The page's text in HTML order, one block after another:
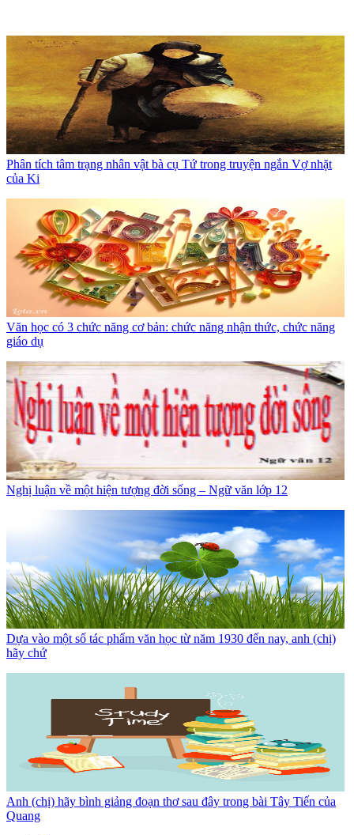
Phân tích tâm trạng nhân vật bà cụ Tứ trong truyện ngắn Vợ nhặt
của Ki
Văn học có 3 chức năng cơ bản: chức năng nhận thức, chức năng
giáo dụ
Nghị luận về một hiện tượng đời sống – Ngữ văn lớp 12
Dựa vào một số tác phẩm văn học từ năm 1930 đến nay, anh (chị)
hãy chứ
Anh (chị) hãy bình giảng đoạn thơ sau đây trong bài Tây Tiến của
Quang